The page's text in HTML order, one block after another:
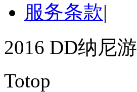
服务条款|
2016 DD纳尼
Totop